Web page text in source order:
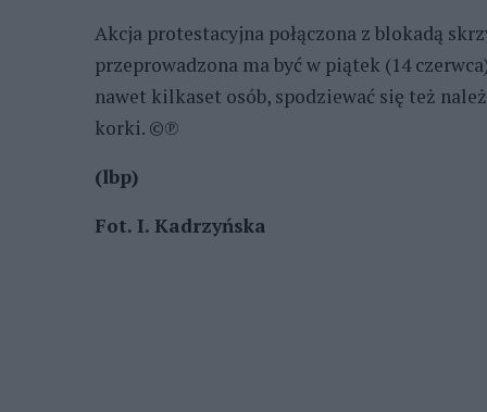
Akcja protestacyjna połączona z blokadą
przeprowadzona ma być w piątek (14
nawet kilkaset osób, spodziewać się też
korki. ©℗
(lbp)
Fot. I. Kadrzyńska